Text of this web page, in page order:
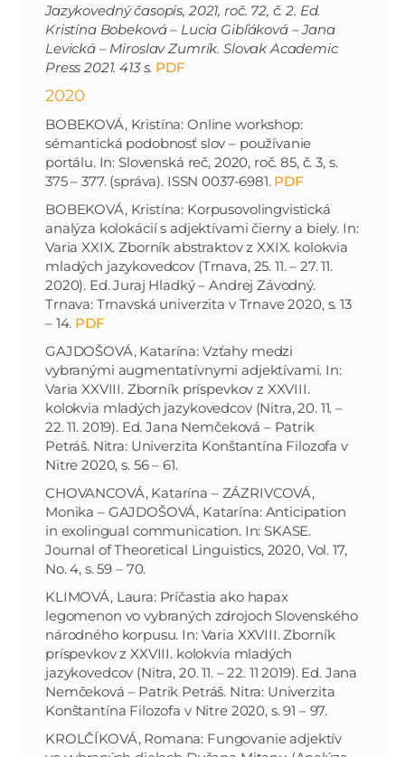
Jazykovedný časopis, 2021, roč. 72, č. 2. Ed.
Kristína Bobeková – Lucia Gibľáková – Jana
Levická – Miroslav Zumrík. Slovak Academic
Press 2021. 413 s. PDF
2020
BOBEKOVÁ, Kristína: Online workshop:
sémantická podobnosť slov – používanie
portálu. In: Slovenská reč, 2020, roč. 85, č. 3, s.
375 – 377. (správa). ISSN 0037-6981. PDF
BOBEKOVÁ, Kristína: Korpusovolingvistická
analýza kolokácií s adjektívami čierny a biely. In:
Varia XXIX. Zborník abstraktov z XXIX. kolokvia
mladých jazykovedcov (Trnava, 25. 11. – 27. 11.
2020). Ed. Juraj Hladký – Andrej Závodný.
Trnava: Trnavská univerzita v Trnave 2020, s. 13
– 14. PDF
GAJDOŠOVÁ, Katarína: Vzťahy medzi
vybranými augmentatívnymi adjektívami. In:
Varia XXVIII. Zborník príspevkov z XXVIII.
kolokvia mladých jazykovedcov (Nitra, 20. 11. –
22. 11. 2019). Ed. Jana Nemčeková – Patrik
Petráš. Nitra: Univerzita Konštantína Filozofa v
Nitre 2020, s. 56 – 61.
CHOVANCOVÁ, Katarína – ZÁZRIVCOVÁ,
Monika – GAJDOŠOVÁ, Katarína: Anticipation
in exolingual communication. In: SKASE.
Journal of Theoretical Linguistics, 2020, Vol. 17,
No. 4, s. 59 – 70.
KLIMOVÁ, Laura: Príčastia ako hapax
legomenon vo vybraných zdrojoch Slovenského
národného korpusu. In: Varia XXVIII. Zborník
príspevkov z XXVIII. kolokvia mladých
jazykovedcov (Nitra, 20. 11. – 22. 11 2019). Ed. Jana
Nemčeková – Patrik Petráš. Nitra: Univerzita
Konštantína Filozofa v Nitre 2020, s. 91 – 97.
KROLČÍKOVÁ, Romana: Fungovanie adjektív